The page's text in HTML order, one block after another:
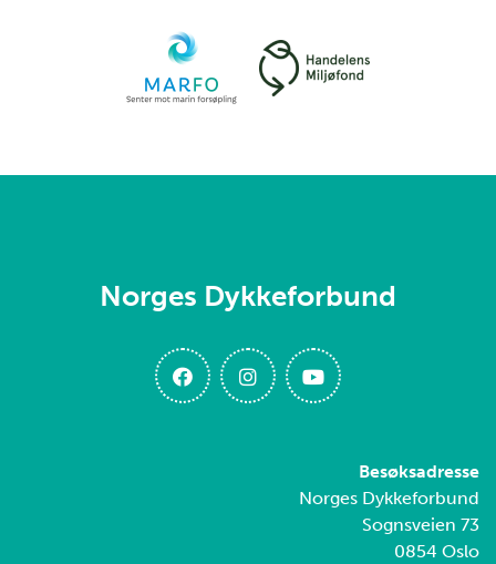
Norges Dykkeforbund
Besøksadresse
Norges Dykkeforbund
Sognsveien 73
0854 Oslo